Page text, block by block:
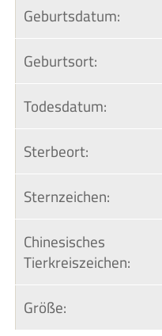
Geburtsdatum:
Geburtsort:
Todesdatum:
Sterbeort:
Sternzeichen:
Chinesisches
Tierkreiszeichen:
Größe: